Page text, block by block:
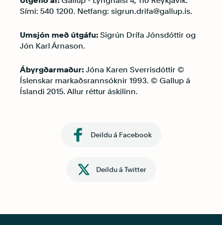
Sími: 540 1200. Netfang: sigrun.drifa@gallup.is.
Umsjón með útgáfu: Sigrún Drífa Jónsdóttir og
Jón Karl Árnason.
Ábyrgðarmaður: Jóna Karen Sverrisdóttir ©
Íslenskar markaðsrannsóknir 1993. © Gallup á
Íslandi 2015. Allur réttur áskilinn.
Deildu á Facebook
Deildu á Twitter